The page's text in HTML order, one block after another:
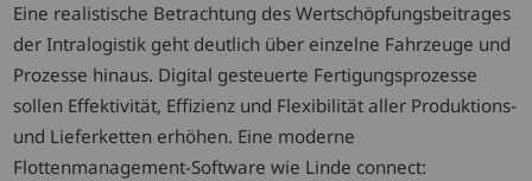
Eine realistische Betrachtung des Wertschöpfungsbeitrages
der Intralogistik geht deutlich über einzelne Fahrzeuge und
Prozesse hinaus. Digital gesteuerte Fertigungsprozesse
sollen Effektivität, Effizienz und Flexibilität aller Produktions-
und Lieferketten erhöhen. Eine moderne
Flottenmanagement-Software wie Linde connect: